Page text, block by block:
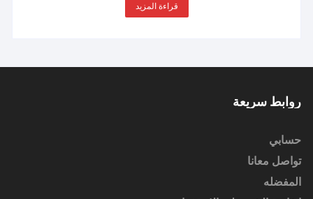
قراءة المزيد
روابط سريعة
حسابي
تواصل معانا
المفضله